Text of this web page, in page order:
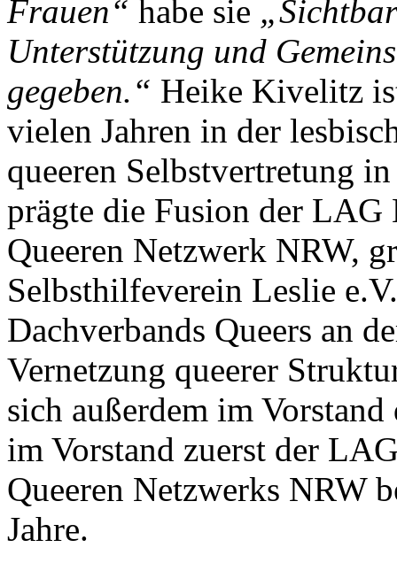
Frauen“ habe sie
Unterstützung und
gegeben.“ Heike Kivelitz
vielen Jahren in der
queeren Selbstvertretung
prägte die Fusion der
Queeren Netzwerk NRW,
Selbsthilfeverein Leslie
Dachverbands Queers an
Vernetzung queerer
sich außerdem im
im Vorstand zuerst der
Queeren Netzwerks NRW
Jahre.